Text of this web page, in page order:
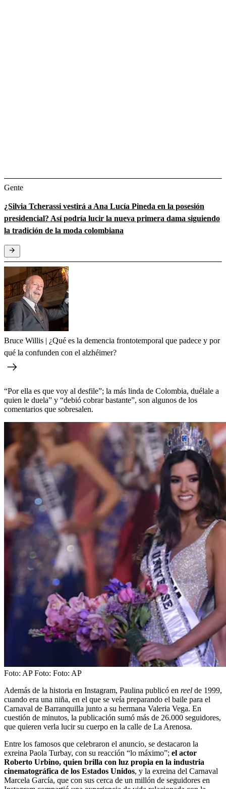
Gente
¿Silvia Tcherassi vestirá a Ana Lucía Pineda en la posesión
presidencial? Así podría lucir la nueva primera dama siguiendo
la tradición de la moda colombiana
Bruce Willis | ¿Qué es la demencia frontotemporal que padece y por
qué la confunden con el alzhéimer?
“Por ella es que voy al desfile”; la más linda de Colombia, duélale a
quien le duela” y “debió cobrar bastante”, son algunos de los
comentarios que sobresalen.
Foto: APFoto: Foto: AP
Además de la historia en Instagram, Paulina publicó en reel de 1999,
cuando era una niña, en el que se veía preparando el baile para el
Carnaval de Barranquilla junto a su hermana Valeria Vega. En
cuestión de minutos, la publicación sumó más de 26.000 seguidores,
que quieren verla lucir su cuerpo en la calle de La Arenosa.
Entre los famosos que celebraron el anuncio, se destacaron la
exreina Paola Turbay, con su reacción “lo máximo”; el actor
Roberto Urbino, quien brilla con luz propia en la industria
cinematográfica de los Estados Unidos, y la exreina del Carnaval
Marcela García, que con sus cerca de un millón de seguidores en